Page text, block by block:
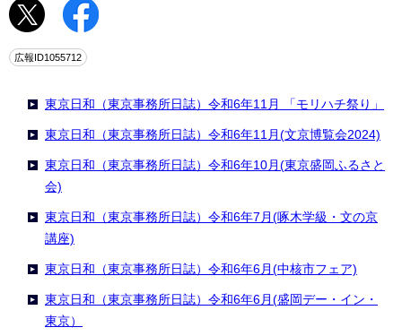
広報ID1055712
東京日和（東京事務所日誌）令和6年11月 「モリハチ祭り」
東京日和（東京事務所日誌）令和6年11月(文京博覧会2024)
東京日和（東京事務所日誌）令和6年10月(東京盛岡ふるさと
会)
東京日和（東京事務所日誌）令和6年7月(啄木学級・文の京
講座)
東京日和（東京事務所日誌）令和6年6月(中核市フェア)
東京日和（東京事務所日誌）令和6年6月(盛岡デー・イン・
東京）